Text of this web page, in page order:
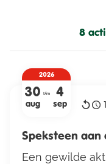
8
2026
30
aug
t/m 4
sep
Speksteen
Een gewilde
Nivonlid?
Kinderen jonger dan
mogen gratis mee!